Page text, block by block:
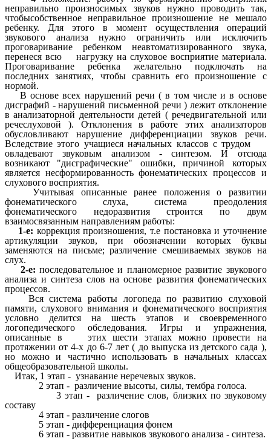
неправильно произносимых звуков нужно проводить так,
чтобысобственное неправильное произношение не мешало
ребенку. Для этого в момент осуществления операций
звукового анализа нужно ограничить или исключить
проговаривание ребенком неавтоматизированного звука,
перенеся всю нагрузку на слуховое восприятие материала.
Проговаривание ребенка желательно подключать на
последних занятиях, чтобы сравнить его произношение с
нормой.
В основе всех нарушений речи ( в том числе и в основе
дисграфий - нарушений письменной речи ) лежит отклонение
в анализаторной деятельности детей ( речедвигательной или
речеслуховой ). Отклонения в работе этих анализаторов
обусловливают нарушение дифференциации звуков речи.
Вследствие этого учащиеся начальных классов с трудом
овладевают звуковым анализом - синтезом. И отсюда
возникают "дисграфические" ошибки, причиной которых
является несформированность фонематических процессов и
слухового восприятия.
Учитывая описанные ранее положения о развитии
фонематического слуха, система преодоления
фонематического недоразвития строится по двум
взаимосвязанным направлениям работы:
1-е: коррекция произношения, т.е постановка и уточнение
артикуляции звуков, при обозначении которых буквы
заменяются на письме; различение смешиваемых звуков на
слух.
2-е: последовательное и планомерное развитие звукового
анализа и синтеза слов на основе развития фонематических
процессов.
Вся система работы логопеда по развитию слуховой
памяти, слухового внимания и фонематического восприятия
условно делится на шесть этапов и своевременного
логопедического обследования. Игры и упражнения,
описанные в этих шести этапах можно провести на
протяжении от 4-х до 6-7 лет ( до выпуска из детского сада ),
но можно и частично использовать в начальных классах
общеобразовательной школы.
Итак, 1 этап - узнавание неречевых звуков.
2 этап - различение высоты, силы, тембра голоса.
3 этап - различение слов, близких по звуковому
составу
4 этап - различение слогов
5 этап - дифференциация фонем
6 этап - развитие навыков звукового анализа - синтеза.